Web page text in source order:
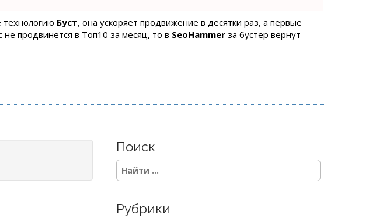
технологию Буст, она ускоряет продвижение в десятки раз, а первые
продвинется в Топ10 за месяц, то в SeoHammer за бустер вернут
Поиск
S
e
c
Рубрики